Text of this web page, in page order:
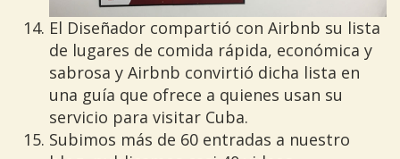
El Diseñador compartió con Airbnb su lista
de lugares de comida rápida, económica y
sabrosa y Airbnb convirtió dicha lista en
una guía que ofrece a quienes usan su
servicio para visitar Cuba.
Subimos más de 60 entradas a nuestro